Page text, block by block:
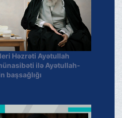
Həzrəti Ayətullah
ilə Ayətullah-
başsağlığı